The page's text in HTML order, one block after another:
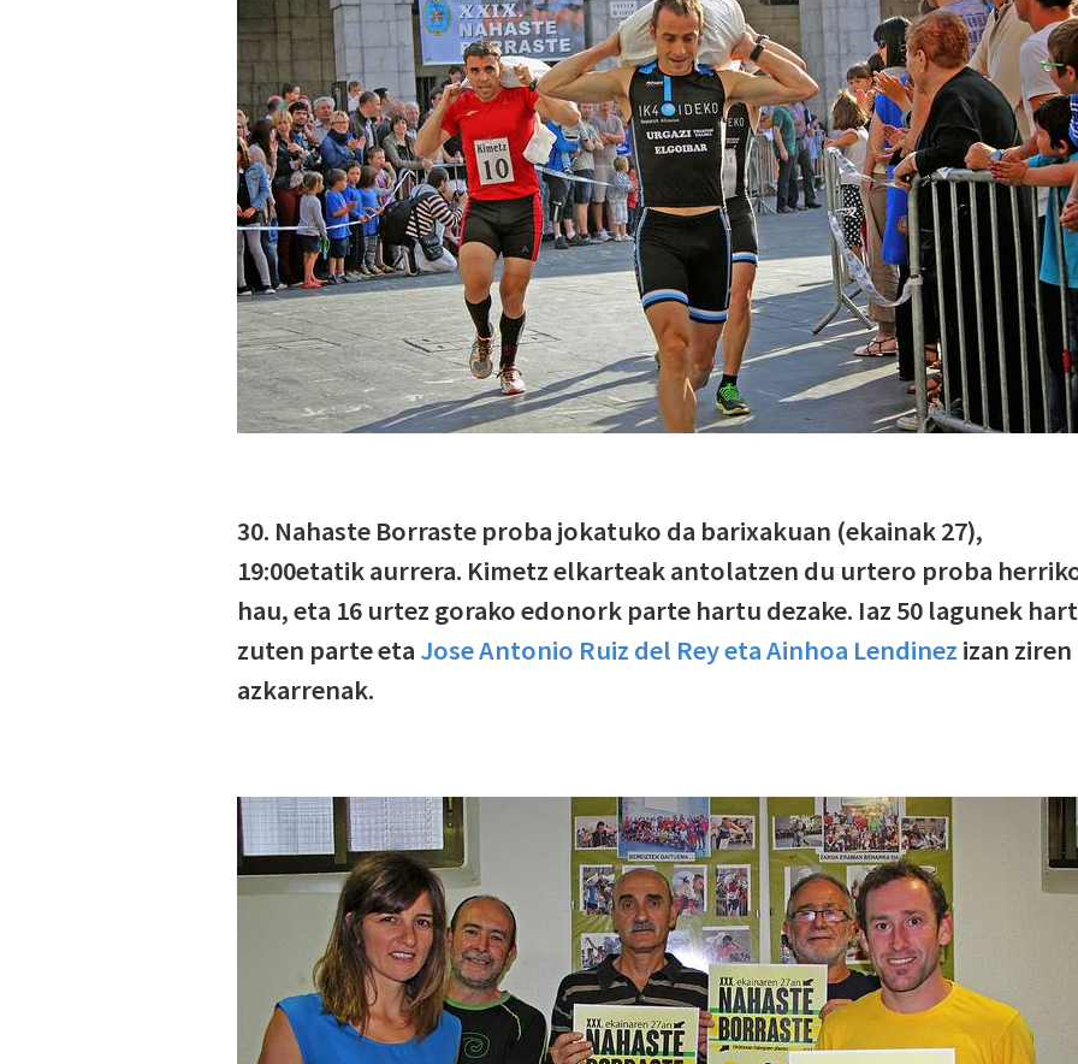
30. Nahaste Borraste proba jokatuko da barixakuan (ekainak 27),
19:00etatik aurrera. Kimetz elkarteak antolatzen du urtero proba
hau, eta 16 urtez gorako edonork parte hartu dezake. Iaz 50 lagunek
zuten parte eta Jose Antonio Ruiz del Rey eta Ainhoa Lendinez izan ziren
azkarrenak.